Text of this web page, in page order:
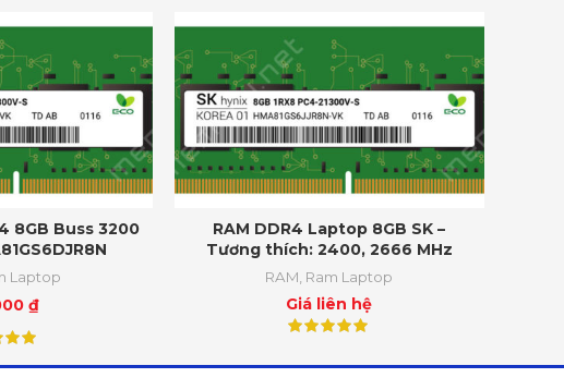
8GB Buss 3200
Laptop
₫
RAM DDR4 Laptop 8GB SK –
Tương thích: 2400, 2666 MHz
RAM Ram Laptop
Giá liên hệ